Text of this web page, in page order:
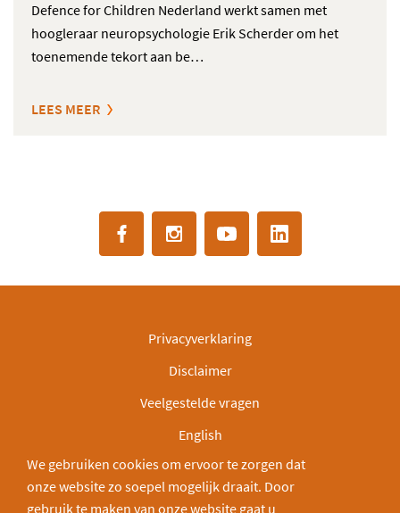
Defence for Children Nederland werkt samen met
hoogleraar neuropsychologie Erik Scherder om het
toenemende tekort aan be…
LEES MEER
Privacyverklaring
Disclaimer
Veelgestelde vragen
English
IBAN: NL30INGB0000003166
Deel via:
We gebruiken cookies om ervoor te zorgen dat
onze website zo soepel mogelijk draait. Door
gebruik te maken van onze website gaat u